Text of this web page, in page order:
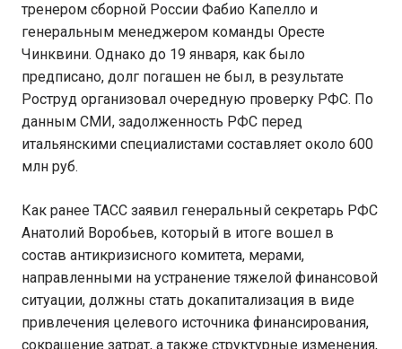
тренером сборной России Фабио Капелло и
генеральным менеджером команды Оресте
Чинквини. Однако до 19 января, как было
предписано, долг погашен не был, в результате
Роструд организовал очередную проверку РФС. По
данным СМИ, задолженность РФС перед
итальянскими специалистами составляет около 600
млн руб.
Как ранее ТАСС заявил генеральный секретарь РФС
Анатолий Воробьев, который в итоге вошел в
состав антикризисного комитета, мерами,
направленными на устранение тяжелой финансовой
ситуации, должны стать докапитализация в виде
привлечения целевого источника финансирования,
сокращение затрат, а также структурные изменения,